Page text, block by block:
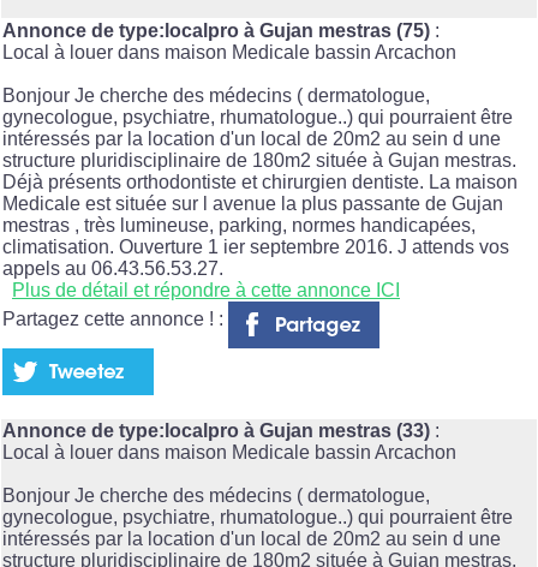
Annonce de type:localpro à Gujan mestras (75) :
Local à louer dans maison Medicale bassin Arcachon
Bonjour Je cherche des médecins ( dermatologue,
gynecologue, psychiatre, rhumatologue..) qui pourraient être
intéressés par la location d'un local de 20m2 au sein d une
structure pluridisciplinaire de 180m2 située à Gujan mestras.
Déjà présents orthodontiste et chirurgien dentiste. La maison
Medicale est située sur l avenue la plus passante de Gujan
mestras , très lumineuse, parking, normes handicapées,
climatisation. Ouverture 1 ier septembre 2016. J attends vos
appels au 06.43.56.53.27.
Plus de détail et répondre à cette annonce ICI
Partagez cette annonce ! :
Annonce de type:localpro à Gujan mestras (33) :
Local à louer dans maison Medicale bassin Arcachon
Bonjour Je cherche des médecins ( dermatologue,
gynecologue, psychiatre, rhumatologue..) qui pourraient être
intéressés par la location d'un local de 20m2 au sein d une
structure pluridisciplinaire de 180m2 située à Gujan mestras.